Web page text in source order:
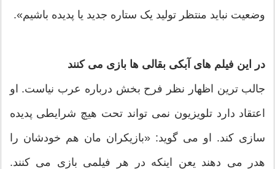
وضعیت نباید منتظر تولید یک ستاره جدید یا پدیده باشیم».
در این فیلم های آبکی بقالی ها بازی می کنند
جالب ترین اظهار نظر فرح بخش درباره عرب نیاست. او
اعتقاد دارد تلویزیون نمی تواند تحت هیچ شرایطی پدیده
سازی کند. او می گوید: «بازیکران مان هم خودشان را
هدر می دهند یعن اینکه در هر فیلمی بازی می کنند.